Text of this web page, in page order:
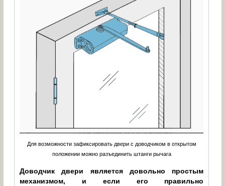
Для возможности зафиксировать двери с доводчиком в открытом
положении можно разъединить штанги рычага
Доводчик двери является довольно простым
механизмом, и если его правильно